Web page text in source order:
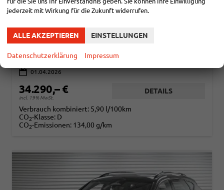
CUPRA FORMENTOR
1,5 ETSI DSG - LAGER
sofort lieferbar Fahrzeug mit Tageszulassung
Fahrzeugnr. 113604
Kraftstoff Benzin Außenfarbe
01.04.2026
34.290,– €
incl. 19% MwSt.
DETAILS
Verbrauch kombiniert: 5,90 l/100km
CO2-Klasse: D
CO2-Emissionen: 134,00 g/km
jederzeit mit Wirkung für die Zukunft widerrufen.
ALLE AKZEPTIEREN EINSTELLUNGEN
Datenschutzerklärung Impressum